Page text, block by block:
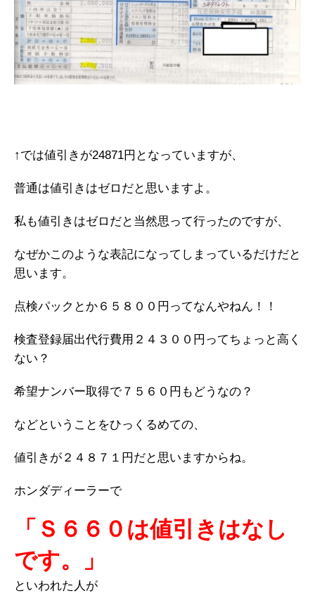
↑では値引きが24871円となっていますが、
普通は値引きはゼロだと思いますよ。
私も値引きはゼロだと当然思って行ったのですが、
なぜかこのような表記になってしまっているだけだと
思います。
点検パックとか６５８００円ってなんやねん！！
検査登録届出代行費用２４３００円ってちょっと高く
ない？
希望ナンバー取得で７５６０円もどうなの？
などということをひっくるめての、
値引きが２４８７１円だと思いますからね。
ホンダディーラーで
「Ｓ６６０は値引きはなし
です。」
といわれた人が